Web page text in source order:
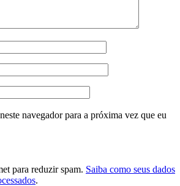
navegador para a próxima vez que eu
para reduzir spam. Saiba como seus dados
.